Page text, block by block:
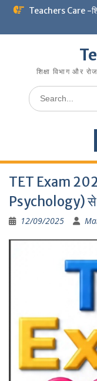
Skip
Teachers Care -
शिक्षा विभाग और
Search
for:
TET Exam
Psychology) से
12/09/2025